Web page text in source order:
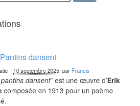
dansent
- 10 septembre 2025, par Francis
dansent” est une œuvre d’Erik
composée en 1913 pour un poème